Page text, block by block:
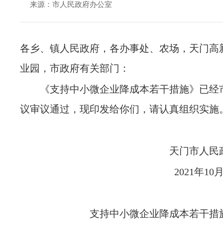
来源：市人民政府办公室
各乡、镇人民政府，各办事处、农场，天门高
业园，市政府有关部门：
《支持中小微企业降成本若干措施》已
议审议通过，现印发给你们 ，请认真组织实施
天门市人民
2021
支持中小微企业降成本若干措